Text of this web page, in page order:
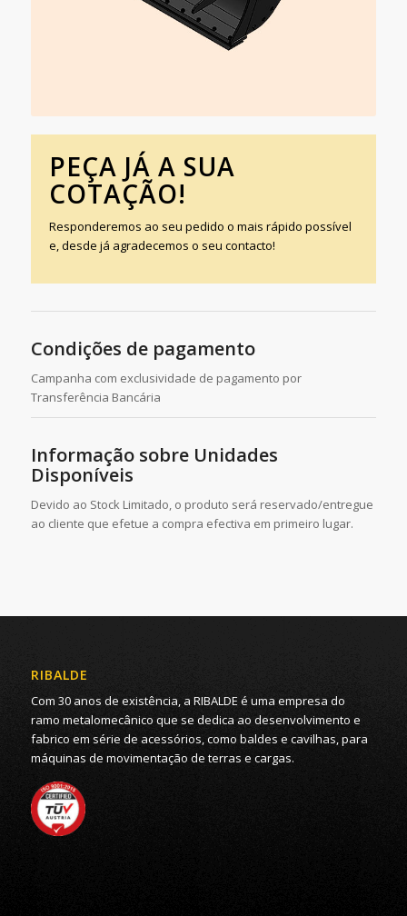
PEÇA JÁ A SUA
COTAÇÃO!
Responderemos ao seu pedido o mais rápido possível
e, desde já agradecemos o seu contacto!
Condições de pagamento
Campanha com exclusividade de pagamento por
Transferência Bancária
Informação sobre Unidades
Disponíveis
Devido ao Stock Limitado, o produto será reservado/entregue
ao cliente que efetue a compra efectiva em primeiro lugar.
RIBALDE
Com 30 anos de existência, a RIBALDE é uma empresa do
ramo metalomecânico que se dedica ao desenvolvimento e
fabrico em série de acessórios, como baldes e cavilhas, para
máquinas de movimentação de terras e cargas.